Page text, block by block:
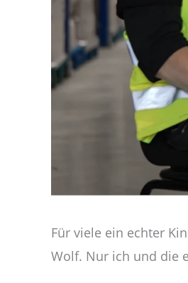
Für viele ein echter
Wolf. Nur ich und die